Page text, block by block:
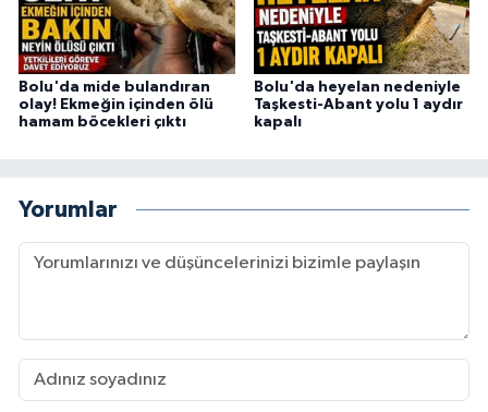
Bolu'da mide bulandıran
olay! Ekmeğin içinden ölü
hamam böcekleri çıktı
Bolu'da heyelan nedeniyle
Taşkesti-Abant yolu 1 aydır
kapalı
Yorumlar